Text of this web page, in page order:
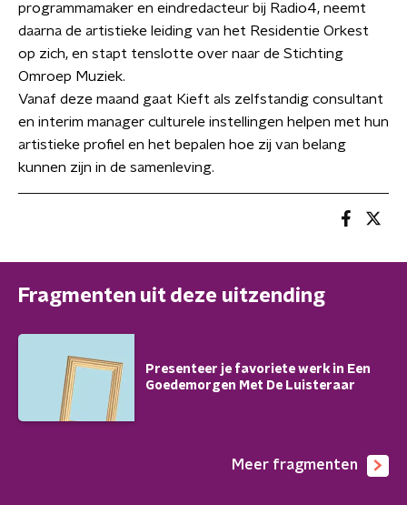
programmamaker en eindredacteur bij Radio4, neemt
daarna de artistieke leiding van het Residentie Orkest
op zich, en stapt tenslotte over naar de Stichting
Omroep Muziek.
Vanaf deze maand gaat Kieft als zelfstandig consultant
en interim manager culturele instellingen helpen met hun
artistieke profiel en het bepalen hoe zij van belang
kunnen zijn in de samenleving.
Fragmenten uit deze uitzending
Presenteer je favoriete werk in Een
Goedemorgen Met De Luisteraar
Meer fragmenten